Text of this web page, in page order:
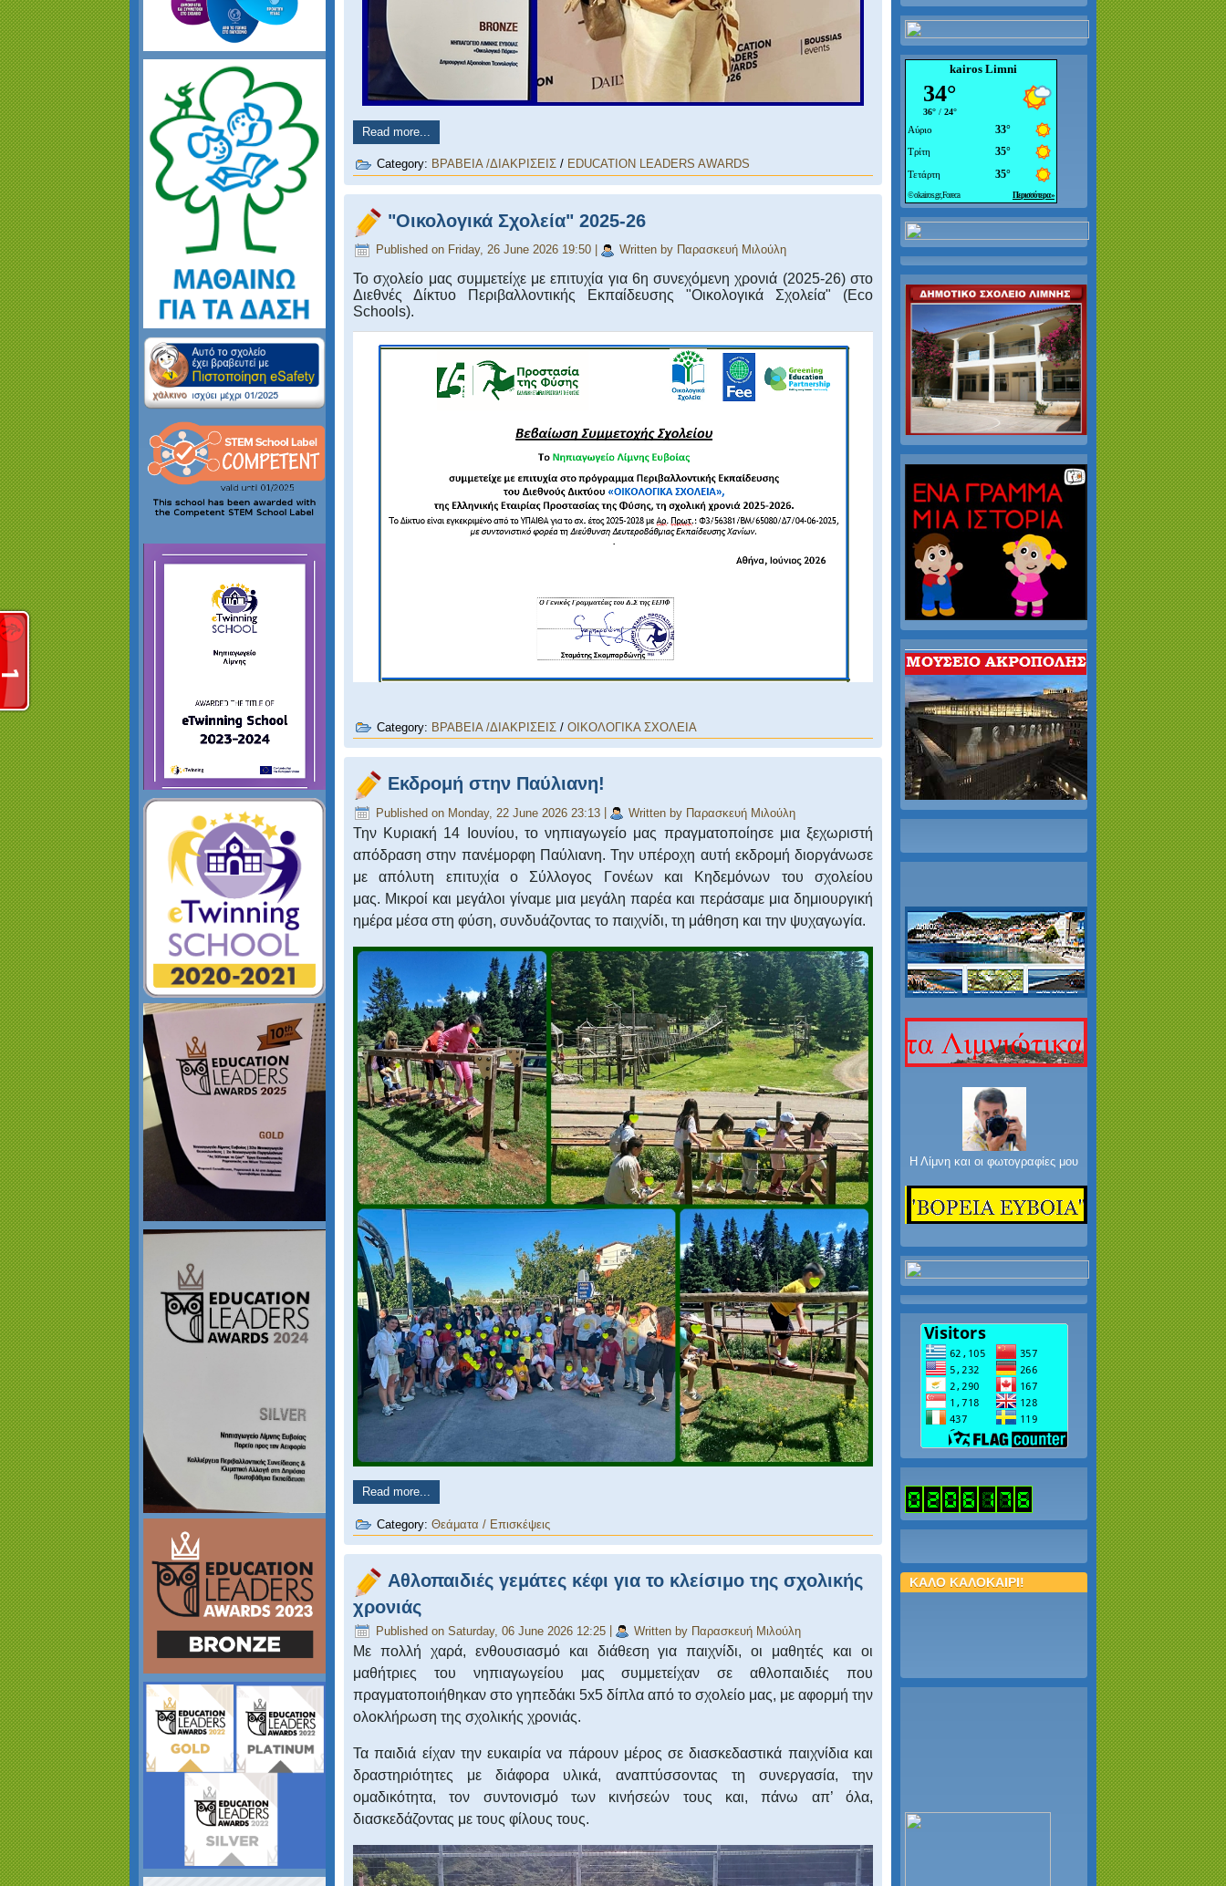
Read more...
Category: ΒΡΑΒΕΙΑ /ΔΙΑΚΡΙΣΕΙΣ / EDUCATION LEADERS AWARDS
‎"Οικολογικά Σχολεία" 2025-26‎
Published on Friday, 26 June 2026 19:50 Written by Παρασκευή Μιλούλη
Το σχολείο μας συμμετείχε με επιτυχία για 6η συνεχόμενη χρονιά (2025-26) στο
Διεθνές Δίκτυο Περιβαλλοντικής Εκπαίδευσης "Οικολογικά Σχολεία" (Eco
Schools).
Category: ΒΡΑΒΕΙΑ /ΔΙΑΚΡΙΣΕΙΣ / ΟΙΚΟΛΟΓΙΚΑ ΣΧΟΛΕΙΑ
Εκδρομή στην Παύλιανη!‎
Published on Monday, 22 June 2026 23:13 Written by Παρασκευή Μιλούλη
Την Κυριακή 14 Ιουνίου, το νηπιαγωγείο μας πραγματοποίησε μια ξεχωριστή
απόδραση στην πανέμορφη Παύλιανη. Την υπέροχη αυτή εκδρομή διοργάνωσε
με απόλυτη επιτυχία ο Σύλλογος Γονέων και Κηδεμόνων του σχολείου
μας. Μικροί και μεγάλοι γίναμε μια μεγάλη παρέα και περάσαμε μια δημιουργική
ημέρα μέσα στη φύση, συνδυάζοντας το παιχνίδι, τη μάθηση και την ψυχαγωγία.
Read more...
Category: Θεάματα / Επισκέψεις
Αθλοπαιδιές γεμάτες κέφι για το κλείσιμο της σχολικής
χρονιάς
Published on Saturday, 06 June 2026 12:25 Written by Παρασκευή Μιλούλη
Με πολλή χαρά, ενθουσιασμό και διάθεση για παιχνίδι, οι μαθητές και οι
μαθήτριες του νηπιαγωγείου μας συμμετείχαν σε αθλοπαιδιές που
πραγματοποιήθηκαν στο γηπεδάκι 5x5 δίπλα από το σχολείο μας, με αφορμή την
ολοκλήρωση της σχολικής χρονιάς.
Τα παιδιά είχαν την ευκαιρία να πάρουν μέρος σε διασκεδαστικά παιχνίδια και
δραστηριότητες με διάφορα υλικά, αναπτύσσοντας τη συνεργασία, την
ομαδικότητα, τον συντονισμό των κινήσεών τους και, πάνω απ’ όλα,
διασκεδάζοντας με τους φίλους τους.
kairos Limni
Η Λίμνη και οι φωτογραφίες μου
ΚΑΛΟ ΚΑΛΟΚΑΙΡΙ!